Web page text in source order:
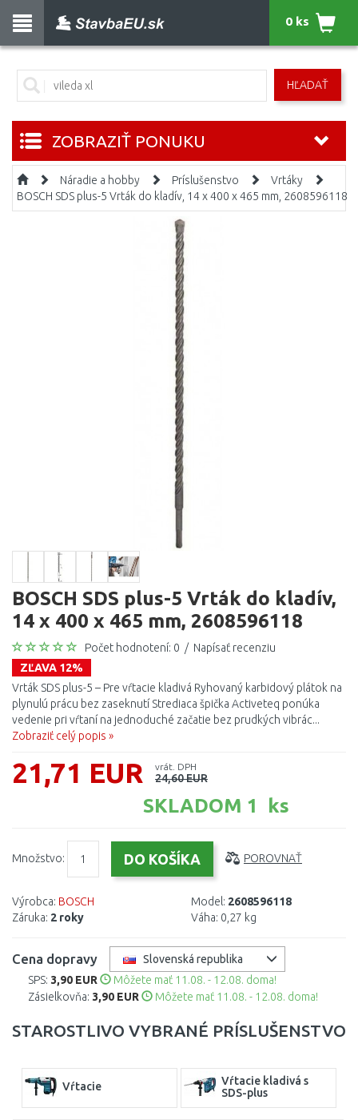
HĽADAŤ
0 ks
ZOBRAZIŤ PONUKU
Náradie a hobby Príslušenstvo
Vrtáky
BOSCH SDS plus-5 Vrták do kladív, 14 x 400 x 465 mm, 2608596118
BOSCH SDS plus-5 Vrták do kladív,
14 x 400 x 465 mm, 2608596118
Počet hodnotení: 0 / Napísať recenziu
ZĽAVA 12%
Vrták SDS plus-5 – Pre vŕtacie kladivá Ryhovaný karbidový plátok na
plynulú prácu bez zaseknutí Strediaca špička Activeteq ponúka
vedenie pri vŕtaní na jednoduché začatie bez prudkých vibrác...
Zobraziť celý popis »
21,71 EUR vrát. DPH
24,60 EUR
SKLADOM 1 ks
Množstvo: POROVNAŤ
Výrobca: BOSCH
Záruka: 2 roky
Model: 2608596118
Váha: 0,27 kg
Cena dopravy
Slovenská republika
SPS: 3,90 EUR
Môžete mať 11.08. - 12.08. doma!
Zásielkovňa: 3,90 EUR Môžete mať 11.08. - 12.08. doma!
STAROSTLIVO VYBRANÉ PRÍSLUŠENSTVO
Vŕtacie
Vŕtacie kladivá s
SDS-plus